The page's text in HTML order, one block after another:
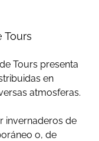
Tours
Tours presenta
en
atmosferas.
invernaderos de
o, de